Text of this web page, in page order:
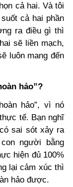
cả hai. Và tôi
cả hai phần
ra điều gì thì
sẽ liền mạch,
luôn mang đến
hảo”?
hảo”, vì nó
tế. Bạn nghĩ
sai sót xảy ra
người bằng
hiện đủ 100%
lại cảm xúc thì
hảo được.